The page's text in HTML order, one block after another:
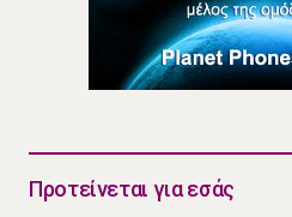
Προτείνεται για εσάς